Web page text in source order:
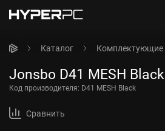
Каталог Комплектующие
Jonsbo D41 MESH Black
Код производителя: D41 MESH Black
Сравнить